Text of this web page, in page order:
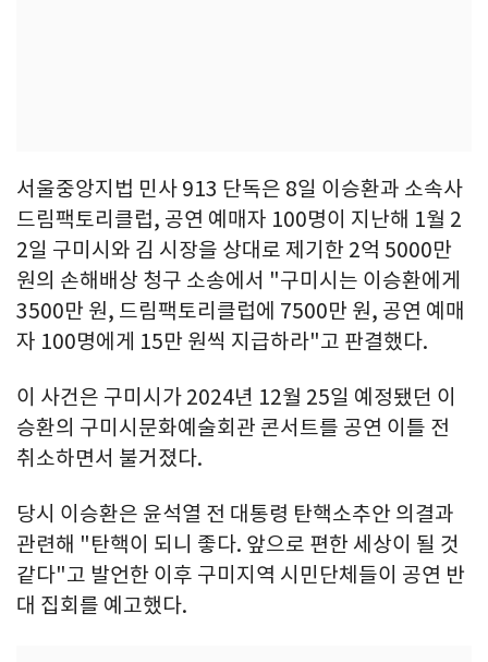
서울중앙지법 민사 913 단독은 8일 이승환과 소속사
드림팩토리클럽, 공연 예매자 100명이 지난해 1월 2
2일 구미시와 김 시장을 상대로 제기한 2억 5000만
원의 손해배상 청구 소송에서 "구미시는 이승환에게
3500만 원, 드림팩토리클럽에 7500만 원, 공연 예매
자 100명에게 15만 원씩 지급하라"고 판결했다.
이 사건은 구미시가 2024년 12월 25일 예정됐던 이
승환의 구미시문화예술회관 콘서트를 공연 이틀 전
취소하면서 불거졌다.
당시 이승환은 윤석열 전 대통령 탄핵소추안 의결과
관련해 "탄핵이 되니 좋다. 앞으로 편한 세상이 될 것
같다"고 발언한 이후 구미지역 시민단체들이 공연 반
대 집회를 예고했다.